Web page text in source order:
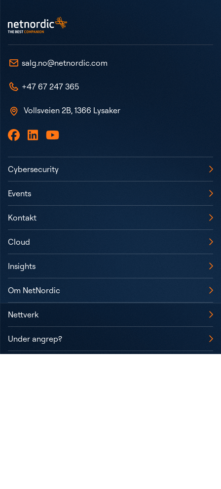
NetNordic Norway
salg.no@netnordic.com
+47 67 247 365
Vollsveien 2B, 1366 Lysaker
Cybersecurity
Events
Kontakt
Cloud
Insights
Om NetNordic
Nettverk
Under angrep?